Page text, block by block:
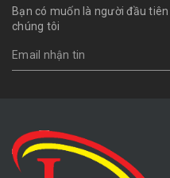
Bạn có muốn là người đầu
chúng tôi